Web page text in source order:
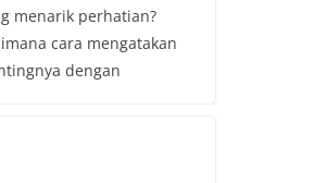
menarik perhatian?
cara mengatakan
dengan